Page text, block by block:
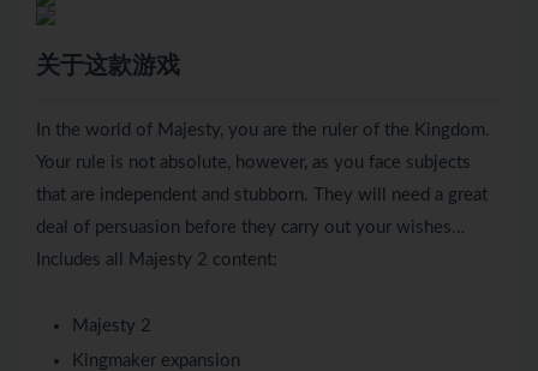
关于这款游戏
In the world of Majesty, you are the ruler of the Kingdom.
Your rule is not absolute, however, as you face subjects
that are independent and stubborn. They will need a great
deal of persuasion before they carry out your wishes…
Includes all Majesty 2 content:
Majesty 2
Kingmaker expansion